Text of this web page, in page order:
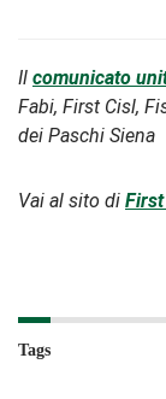
Il comunicato
Fabi, First Cisl,
dei Paschi Siena
Vai al sito di
Tags